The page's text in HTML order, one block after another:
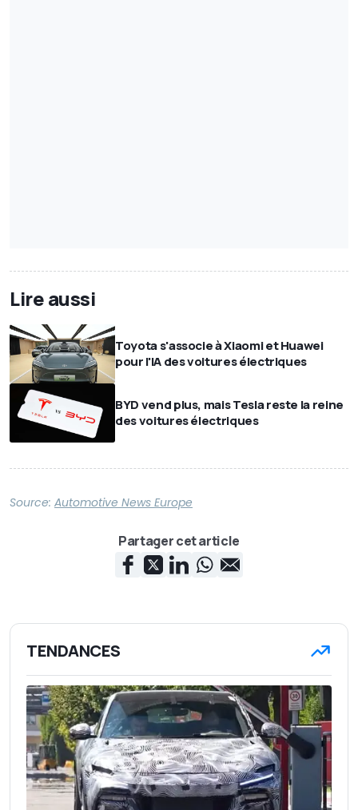
Lire aussi
Toyota s'associe à Xiaomi et Huawei
pour l'IA des voitures électriques
BYD vend plus, mais Tesla reste la reine
des voitures électriques
Source: Automotive News Europe
Partager cet article
TENDANCES